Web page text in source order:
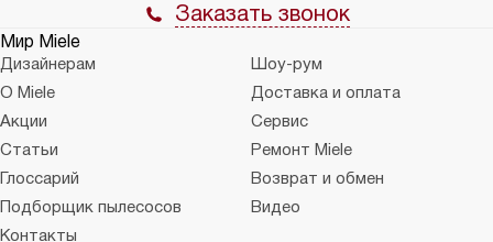
Заказать звонок
Мир Miele
Дизайнерам
Шоу-рум
О Miele
Доставка и оплата
Акции
Сервис
Статьи
Ремонт Miele
Глоссарий
Возврат и обмен
Подборщик пылесосов
Видео
Контакты